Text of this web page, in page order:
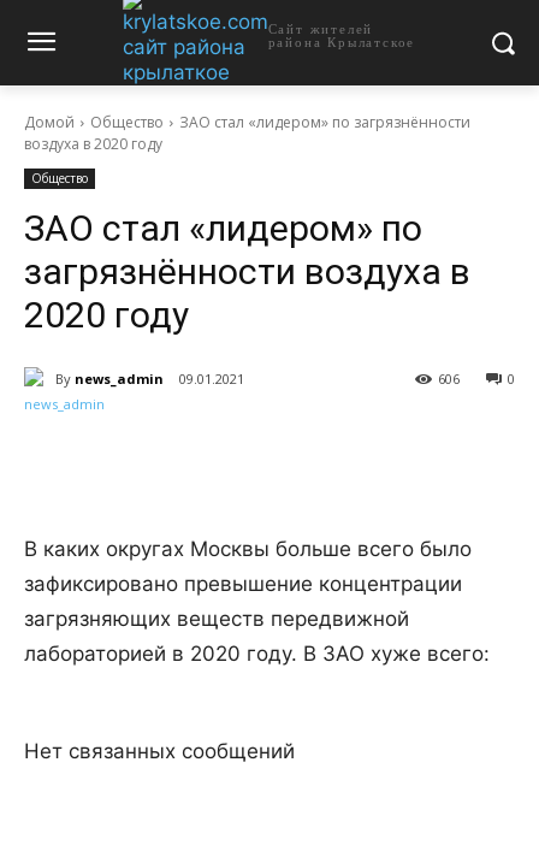
Сайт жителей
района Крылатское
Домой Общество
ЗАО стал «лидером» по загрязнённости
воздуха в 2020 году
Общество
ЗАО стал «лидером» по
загрязнённости воздуха в
2020 году
By news_admin 09.01.2021 0
606
В каких округах Москвы больше всего было
зафиксировано превышение концентрации
загрязняющих веществ передвижной
лабораторией в 2020 году. В ЗАО хуже всего:
Нет связанных сообщений